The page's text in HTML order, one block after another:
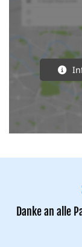
Danke an alle